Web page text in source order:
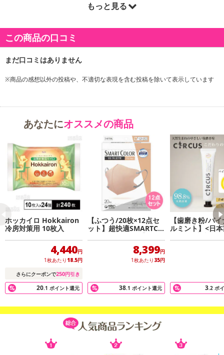
セルフメディケーション税制
対象外
注意事項
【キャンセルについて】
※お申込み後のキャンセルはお受けできません。
記載されている内容を必ずご確認いただき、お届けする商品セット
にご納得いただきましたうえでお申し込みください。
の掲載画像や画像内のバーコードなど、お届け商品と多少異なる場
合がございます。
了により、商品詳細内に記載の原産国・原材料の表記が旧表記の場
あらかじめご了承いただいた上でお申込みください。なお、本理由
によるお申込み後のキャンセル・返品交換は対応いたしかねます。
もっと見る
この商品の口コミ
※商品の感想以外の投稿や、不適切な表現を含む投稿を除いて表示しています
あなたにオススメの商品
ホッカイロ Hokkairon
冷房対策用 10枚入
4,440円
1枚あたり 18.5円
さらにクーポンで250円引き
20.1 ポイント還元
【ふつう/20枚×12点セ
ット】超快適SMARTCO
LOR MyPalette【Pink×
8,399円
1枚あたり 35円
38.1 ポイント還元
【歯磨き粉/パ
ルミント】<日
3.2 ポ